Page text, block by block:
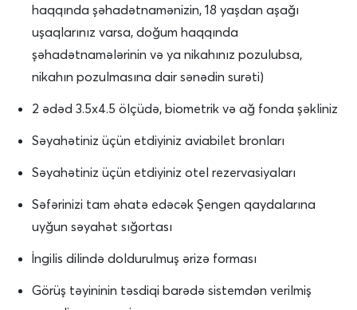
haqqında şəhadətnamənizin, 18 yaşdan aşağı
uşaqlarınız varsa, doğum haqqında
şəhadətnamələrinin və ya nikahınız pozulubsa,
nikahın pozulmasına dair sənədin surəti)
2 ədəd 3.5x4.5 ölçüdə, biometrik və ağ fonda şəkliniz
Səyahətiniz üçün etdiyiniz aviabilet bronları
Səyahətiniz üçün etdiyiniz otel rezervasiyaları
Səfərinizi tam əhatə edəcək Şengen qaydalarına
uyğun səyahət sığortası
İngilis dilində doldurulmuş ərizə forması
Görüş təyininin təsdiqi barədə sistemdən verilmiş